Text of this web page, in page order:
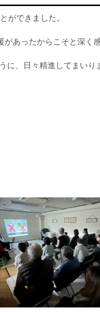
ができました。
あったからこそと深く
、日々精進してまいり
夏季休暇の
せ